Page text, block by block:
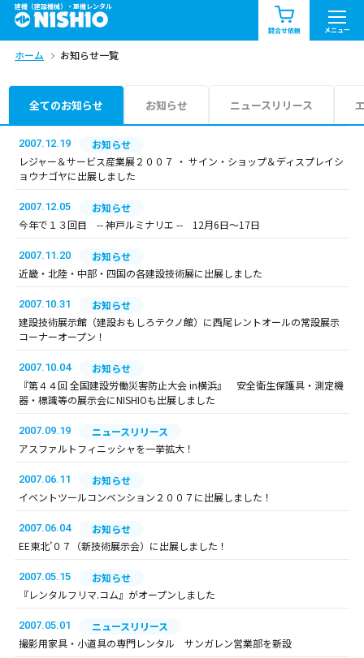
建機（建設機械）・重機レンタル
問合せ依頼 メニュー
商品一覧 お知らせ一覧
問合せ依頼リスト
エリア情報を見る
中部
九州・沖縄（外部）
ホーム お知らせ一覧
全てのお知らせ お知らせ ニュースリリース
2007.12.19
お知らせ
レジャー＆サービス産業展２００７ ・ サイン・ショップ＆ディスプレイシ
ョウナゴヤに出展しました
2007.12.05
お知らせ
今年で１３回目 -- 神戸ルミナリエ -- 12月6日～17日
2007.11.20
お知らせ
近畿・北陸・中部・四国の各建設技術展に出展しました
2007.10.31
お知らせ
建設技術展示館（建設おもしろテクノ館）に西尾レントオールの常設展示
コーナーオープン！
2007.10.04
お知らせ
『第４４回 全国建設労働災害防止大会 in横浜』 安全衛生保護具・測定機
器・標識等の展示会にNISHIOも出展しました
2007.09.19
ニュースリリース
アスファルトフィニッシャを一挙拡大！
2007.06.11
お知らせ
イベントツールコンベンション２００７に出展しました！
2007.06.04
お知らせ
EE東北’０７（新技術展示会）に出展しました！
2007.05.15
お知らせ
『レンタルフリマ.コム』がオープンしました
2007.05.01
ニュースリリース
撮影用家具・小道具の専門レンタル サンガレン営業部を新設